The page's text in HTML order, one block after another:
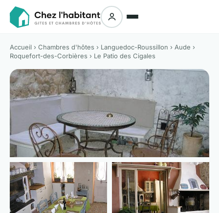
Accueil › Chambres d'hôtes › Languedoc-Roussillon › Aude ›
Roquefort-des-Corbières › Le Patio des Cigales